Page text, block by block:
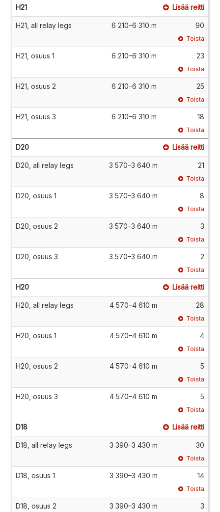
H21 Lisää reitti
H21, all relay legs 6 210–6 310 m 90
Toista
H21, osuus 1 6 210–6 310 m 23
Toista
H21, osuus 2 6 210–6 310 m 25
Toista
H21, osuus 3 6 210–6 310 m 18
Toista
D20 Lisää reitti
D20, all relay legs 3 570–3 640 m 21
Toista
D20, osuus 1 3 570–3 640 m 8
Toista
D20, osuus 2 3 570–3 640 m 3
Toista
D20, osuus 3 3 570–3 640 m 2
Toista
H20 Lisää reitti
H20, all relay legs 4 570–4 610 m 28
Toista
H20, osuus 1 4 570–4 610 m 4
Toista
H20, osuus 2 4 570–4 610 m 5
Toista
H20, osuus 3 4 570–4 610 m 5
Toista
D18 Lisää reitti
D18, all relay legs 3 390–3 430 m 30
Toista
D18, osuus 1 3 390–3 430 m 14
Toista
D18, osuus 2 3 390–3 430 m 3